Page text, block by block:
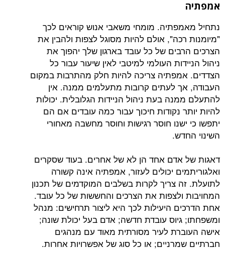
מומחי משאבי אנוש קוראים לכך
אולם להיות מסוגל לצפות ולהבין את
של כל עובד בארגון שלך יהפוך את
העולמי למיטבי לאין שיעור עבור כל
צריכה להיות חלק מהתרבות במקום
לעתים קרובות מתעלמים ממנה. אין
בעת ניהול הניידות הגלובלית. יכולות
נקודות חיכוך עבור כמה עובדים אם הם
חוסר רגישות וחוסר מחשבה מאחורי
אדם אחד הן לא של אחרים. בעוד שסקרים
יכולים לעזור, אמפתיה אינה קשורה
צריך לקרות בשלבים המוקדמים של תכנון
ולצפות את הצרכים והחששות של כל עובד.
היעילות לכך היא ליצור תרחישים: מנהל
עובדת חדשה; אדם בעל יכולת שונה;
לעיר מסורתית מאוד עם מנהגים
או כל סוג של אפשרויות אחרות.